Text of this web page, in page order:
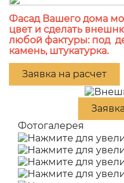
Фасад Вашего дома
цвет и сделать
любой фактуры: под
камень, штукатурка.
Заявка на расчет
Фотогалерея